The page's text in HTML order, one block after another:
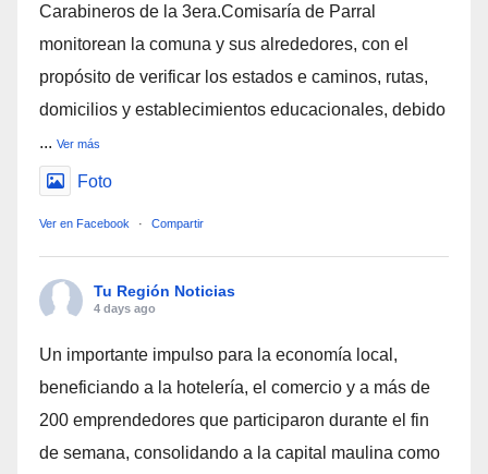
Carabineros de la 3era.Comisaría de Parral
monitorean la comuna y sus alrededores, con el
propósito de verificar los estados e caminos, rutas,
domicilios y establecimientos educacionales, debido
... Ver más
Foto
Ver en Facebook · Compartir
Tu Región Noticias
4 days ago
Un importante impulso para la economía local,
beneficiando a la hotelería, el comercio y a más de
200 emprendedores que participaron durante el fin
de semana, consolidando a la capital maulina como